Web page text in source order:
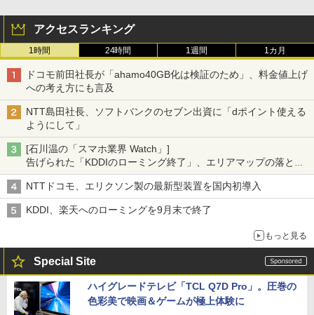
アクセスランキング
1時間 24時間 1週間 1カ月
ドコモ前田社長が「ahamo40GB化は検証のため」、料金値上げ
への考え方にも言及
NTT島田社長、ソフトバンクのセブン出資に「dポイント使える
ようにして」
[石川温の「スマホ業界 Watch」]
告げられた「KDDIのローミング終了」、エリアマップの落とし
穴と楽天モバイルの課題
NTTドコモ、エリクソン製の最新型装置を国内初導入
KDDI、楽天へのローミングを9月末で終了
もっと見る
Special Site
ハイグレードテレビ「TCL Q7D Pro」。圧巻の
色彩美で映画＆ゲームが極上体験に